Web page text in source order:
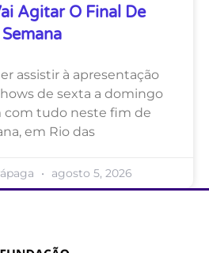
Agitar O Final De
Semana
assistir à apresentação
de sexta a domingo
com tudo neste fim de
em Rio das
agosto 5, 2026